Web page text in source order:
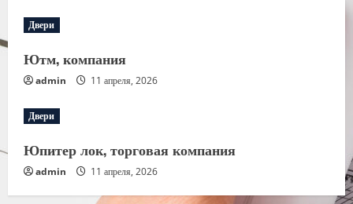
Двери
Ютм, компания
admin 11 апреля, 2026
Двери
Юпитер лок, торговая компания
admin 11 апреля, 2026